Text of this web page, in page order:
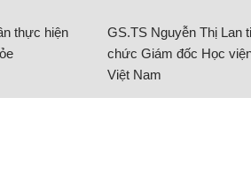
thực hiện
GS.TS Nguyễn Thị Lan
chức Giám đốc Học
Việt Nam